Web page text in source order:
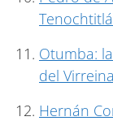
Otumba:
del
Hernán